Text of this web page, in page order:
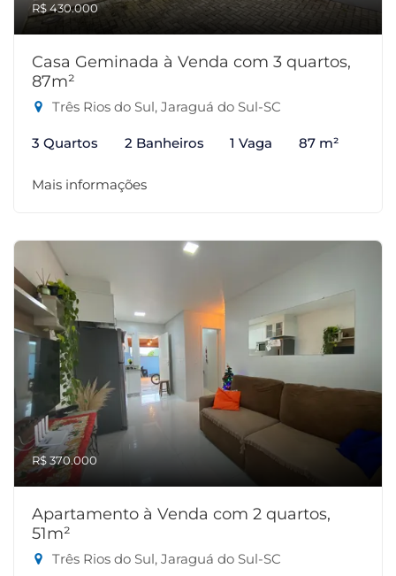
R$ 430.000
Casa Geminada à Venda com 3 quartos,
87m²
Três Rios do Sul, Jaraguá do Sul-SC
3 Quartos 2 Banheiros 1 Vaga 87 m²
Mais informações
R$ 370.000
Apartamento à Venda com 2 quartos,
51m²
Três Rios do Sul, Jaraguá do Sul-SC